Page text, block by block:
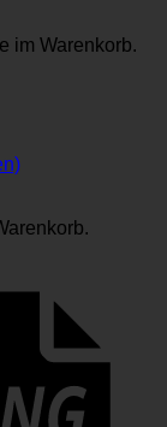
im Warenkorb.